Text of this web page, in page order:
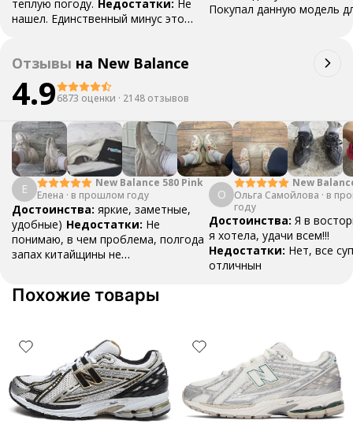
теплую погоду. Недостатки: Не
нашел. Единственный минус это
был самый приятный прайс на
рынке. Спасибо Вам!
Покупал данную модель
Отзывы на New Balance
4.96873 оценки · 2148 отзывов
Е
New Balance 580 Pink
Елена · в прошлом году
Достоинства: яркие, заметные,
удобные) Недостатки: Не
понимаю, в чем проблема, полгода
запах китайщины не
деньги вполне норм.
О
New
Ольга Самойлова · в
году
Достоинства: Я в
я хотела, удачи всем!!!
Недостатки: Нет, все
отличнын
Похожие товары